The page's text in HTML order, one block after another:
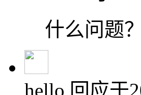
什么问题？
hello 回应于